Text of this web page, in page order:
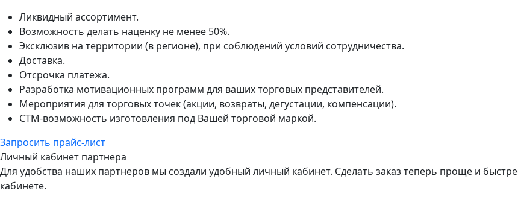
Ликвидный ассортимент.
Возможность делать наценку не менее 50%.
Эксклюзив на территории (в регионе), при соблюдений условий сотрудничества.
Доставка.
Отсрочка платежа.
Разработка мотивационных программ для ваших торговых представителей.
Мероприятия для торговых точек (акции, возвраты, дегустации, компенсации).
СТМ-возможность изготовления под Вашей торговой маркой.
Запросить прайс-лист
Личный кабинет партнера
Для удобства наших партнеров мы создали удобный личный кабинет. Сделать заказ теперь проще и
кабинете.